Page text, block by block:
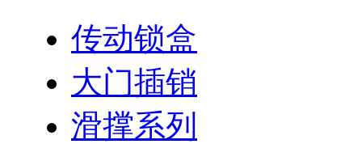
传动锁盒
大门插销
滑撑系列